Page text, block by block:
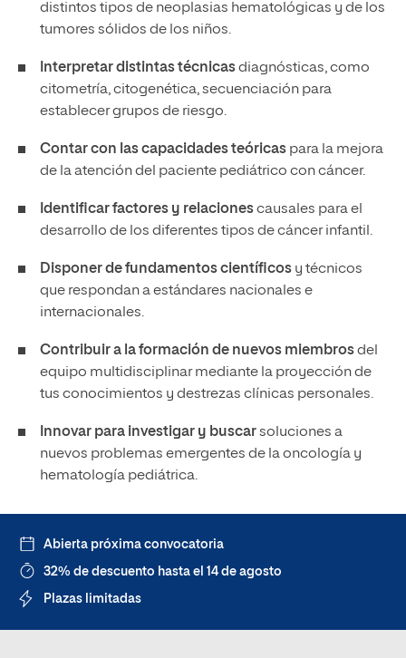
distintos tipos de neoplasias hematológicas y de los
tumores sólidos de los niños.
Interpretar distintas técnicasdiagnósticas, como
citometría, citogenética, secuenciación para
establecer grupos de riesgo.
Contar con las capacidades teóricas para la mejora
de la atención del paciente pediátrico con cáncer.
Identificar factores y relacionescausales para el
desarrollo de los diferentes tipos de cáncer infantil.
Disponer de fundamentos científicos y técnicos
que respondan a estándares nacionales e
internacionales.
Contribuir a la formación de nuevos miembrosdel
equipo multidisciplinar mediante la proyección de
tus conocimientos y destrezas clínicas personales.
Innovar para investigar y buscarsoluciones a
nuevos problemas emergentes de la oncología y
hematología pediátrica.
Abierta próxima convocatoria
32% de descuento hasta el 14 de agosto
Plazas limitadas